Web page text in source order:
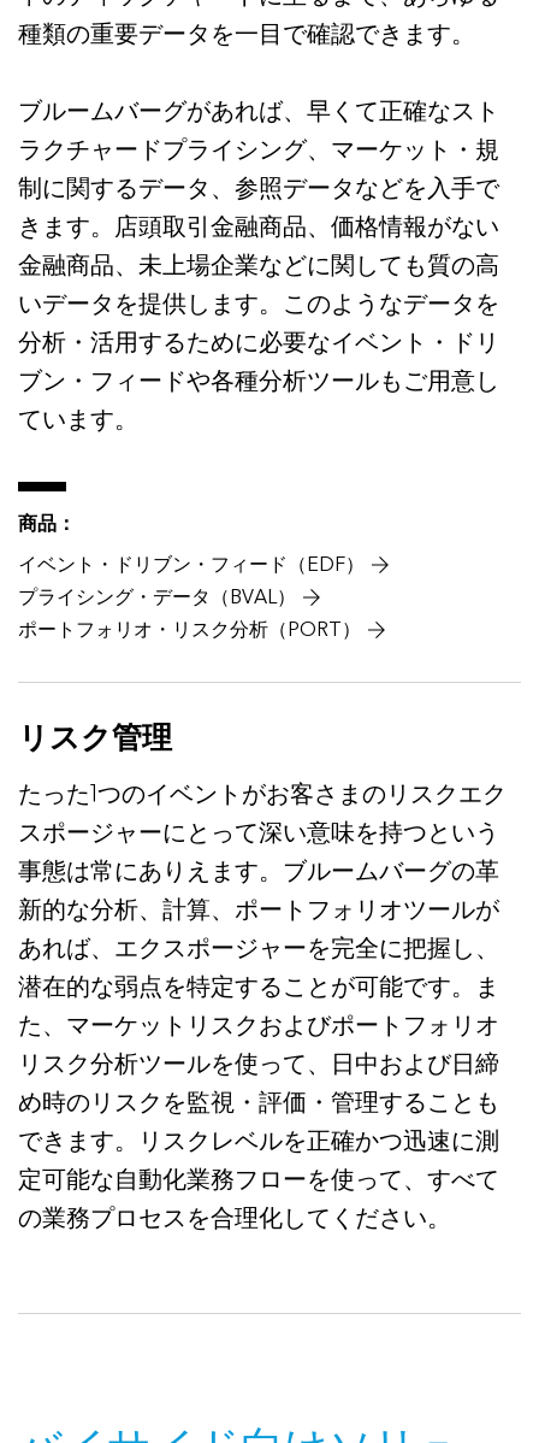
種類の重要データを一目で確認できます。
ブルームバーグがあれば、早くて正確なスト
ラクチャードプライシング、マーケット・規
制に関するデータ、参照データなどを入手で
きます。店頭取引金融商品、価格情報がない
金融商品、未上場企業などに関しても質の高
いデータを提供します。このようなデータを
分析・活用するために必要なイベント・ドリ
ブン・フィードや各種分析ツールもご用意し
ています。
商品：
イベント・ドリブン・フィード（EDF）
プライシング・データ（BVAL）
ポートフォリオ・リスク分析（PORT）
リスク管理
たった1つのイベントがお客さまのリスクエク
スポージャーにとって深い意味を持つという
事態は常にありえます。ブルームバーグの革
新的な分析、計算、ポートフォリオツールが
あれば、エクスポージャーを完全に把握し、
潜在的な弱点を特定することが可能です。ま
た、マーケットリスクおよびポートフォリオ
リスク分析ツールを使って、日中および日締
め時のリスクを監視・評価・管理することも
できます。リスクレベルを正確かつ迅速に測
定可能な自動化業務フローを使って、すべて
の業務プロセスを合理化してください。